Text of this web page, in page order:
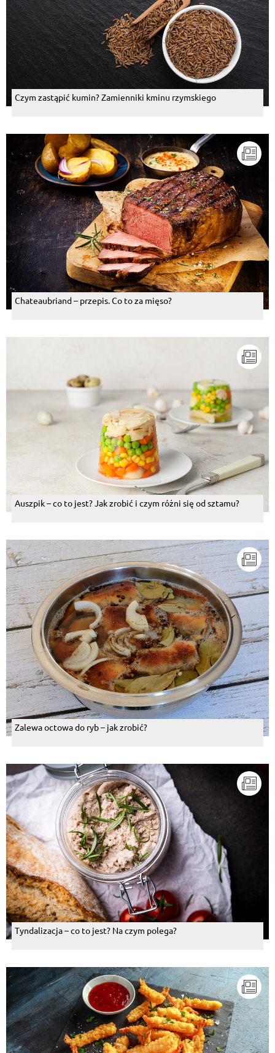
Czym zastąpić kumin? Zamienniki kminu rzymskiego
Chateaubriand – przepis. Co to za mięso?
Auszpik – co to jest? Jak zrobić i czym różni się od sztamu?
Zalewa octowa do ryb – jak zrobić?
Tyndalizacja – co to jest? Na czym polega?